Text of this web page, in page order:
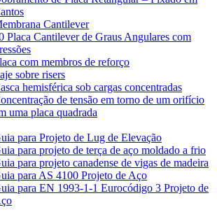
Cantilever
Placa Cantilever de Graus Angulares com
com membros de reforço
sobre risers
hemisférica sob cargas concentradas
de tensão em torno de um orifício
uma placa quadrada
para Projeto de Lug de Elevação
para projeto de terça de aço moldado a frio
para projeto canadense de vigas de madeira
para AS 4100 Projeto de Aço
para EN 1993-1-1 Eurocódigo 3 Projeto de